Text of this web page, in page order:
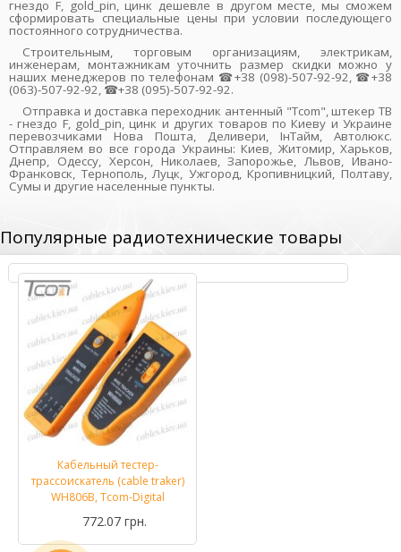
гнездо F, gold_pin, цинк дешевле в другом месте, мы сможем
сформировать специальные цены при условии последующего
постоянного сотрудничества.
Строительным, торговым организациям, электрикам,
инженерам, монтажникам уточнить размер скидки можно у
наших менеджеров по телефонам ☎+38 (098)-507-92-92, ☎+38
(063)-507-92-92, ☎+38 (095)-507-92-92.
Отправка и доставка переходник антенный "Tcom", штекер ТВ
- гнездо F, gold_pin, цинк и других товаров по Киеву и Украине
перевозчиками Нова Пошта, Деливери, ІнТайм, Автолюкс.
Отправляем во все города Украины: Киев, Житомир, Харьков,
Днепр, Одессу, Херсон, Николаев, Запорожье, Львов, Ивано-
Франковск, Тернополь, Луцк, Ужгород, Кропивницкий, Полтаву,
Сумы и другие населенные пункты.
Популярные радиотехнические товары
Кабельный тестер-
трассоискатель (cable traker)
WH806B, Tcom-Digital
772.07 грн.